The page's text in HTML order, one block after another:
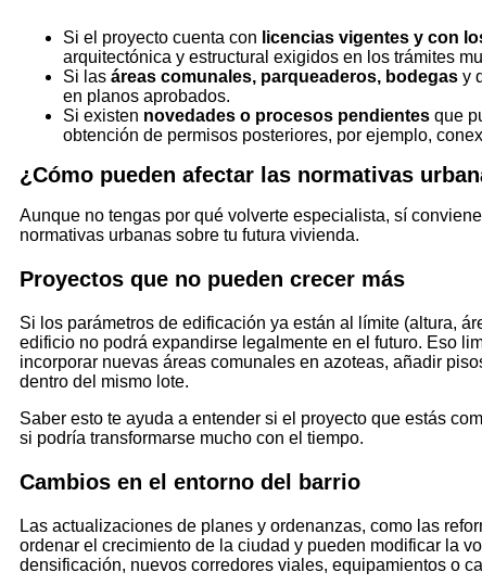
Si el proyecto cuenta con licencias vigentes y con
arquitectónica y estructural exigidos en los trámites
Si las áreas comunales, parqueaderos, bodegas y
en planos aprobados.
Si existen novedades o procesos pendientes que
obtención de permisos posteriores, por ejemplo,
¿Cómo pueden afectar las normativas
Aunque no tengas por qué volverte especialista, sí
normativas urbanas sobre tu futura vivienda.
Proyectos que no pueden crecer más
Si los parámetros de edificación ya están al límite (altura,
edificio no podrá expandirse legalmente en el futuro. Eso
incorporar nuevas áreas comunales en azoteas, añadir
dentro del mismo lote.
Saber esto te ayuda a entender si el proyecto que estás
si podría transformarse mucho con el tiempo.
Cambios en el entorno del barrio
Las actualizaciones de planes y ordenanzas, como las
ordenar el crecimiento de la ciudad y pueden modificar la
densificación, nuevos corredores viales, equipamientos o